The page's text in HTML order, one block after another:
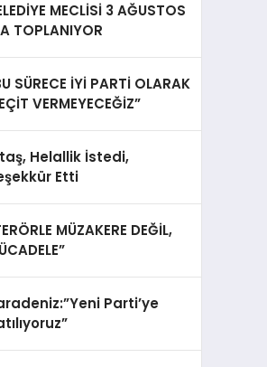
MECLİSİ 3 AĞUSTOS
TOPLANIYOR
SÜRECE İYİ PARTİ OLARAK
VERMEYECEĞİZ”
Helallik İstedi,
Etti
MÜZAKERE DEĞİL,
Parti’ye